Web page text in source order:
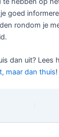
goed
rondom je
dan uit? Lees
maar dan thuis!